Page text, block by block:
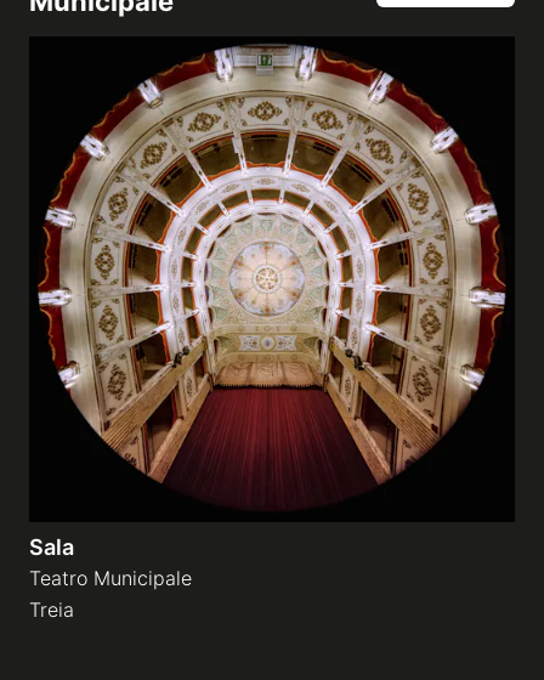
Sala
Teatro Municipale
Treia